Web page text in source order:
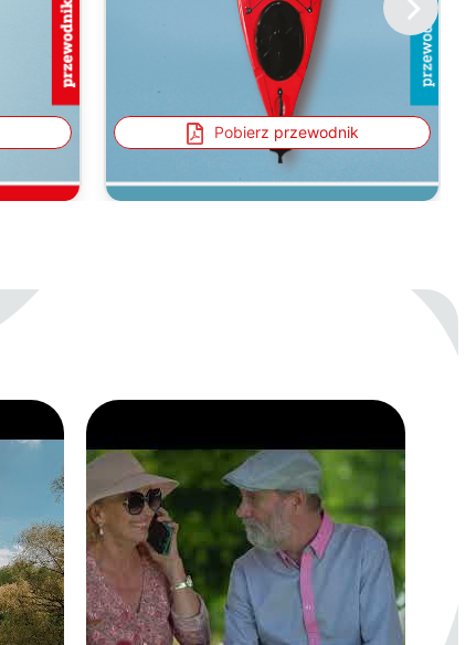
Pobierz przewodnik